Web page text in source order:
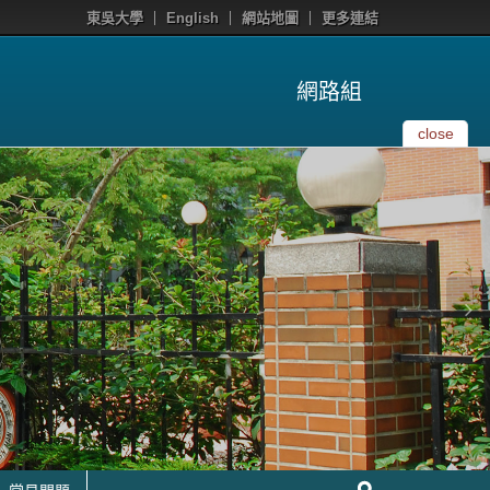
東吳大學 English 網站地圖 更多連結
網路組
close